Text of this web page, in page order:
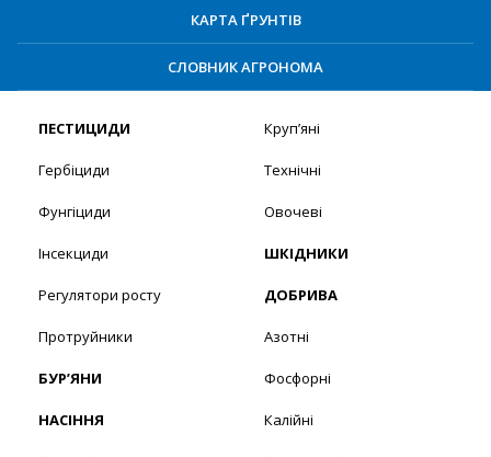
КАРТА ҐРУНТІВ
СЛОВНИК АГРОНОМА
ПЕСТИЦИДИ
Гербіциди
Фунгіциди
Інсекциди
Регулятори росту
Протруйники
БУР’ЯНИ
НАСІННЯ
Круп’яні
Технічні
Овочеві
ШКІДНИКИ
ДОБРИВА
Азотні
Фосфорні
Калійні